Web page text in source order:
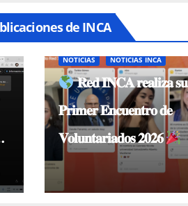
de INCA
NOTICIAS NOTICIAS INCA
𝐑𝐞𝐝 𝐈𝐍𝐂𝐀 𝐫𝐞𝐚𝐥𝐢𝐳𝐚 𝐬𝐮
𝐏𝐫𝐢𝐦𝐞𝐫 𝐄𝐧𝐜𝐮𝐞𝐧𝐭𝐫𝐨 𝐝𝐞
𝐕𝐨𝐥𝐮𝐧𝐭𝐚𝐫𝐢𝐚𝐝𝐨𝐬 𝟐𝟎𝟐𝟔